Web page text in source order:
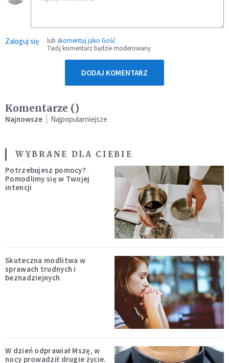
Zaloguj się lub skomentuj jako Gość
Twój komentarz będzie moderowany
DODAJ KOMENTARZ
Komentarze ()
Najnowsze Najpopularniejsze
WYBRANE DLA CIEBIE
Potrzebujesz pomocy?
Pomodlimy się w Twojej
intencji
Skuteczna modlitwa w
sprawach trudnych i
beznadziejnych
W dzień odprawiał Mszę, w
nocy prowadził drugie życie.